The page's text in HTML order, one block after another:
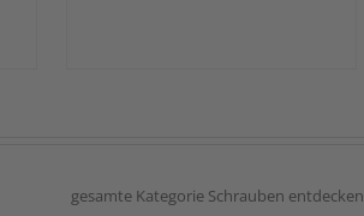
gesamte Kategorie Schrauben entdecken